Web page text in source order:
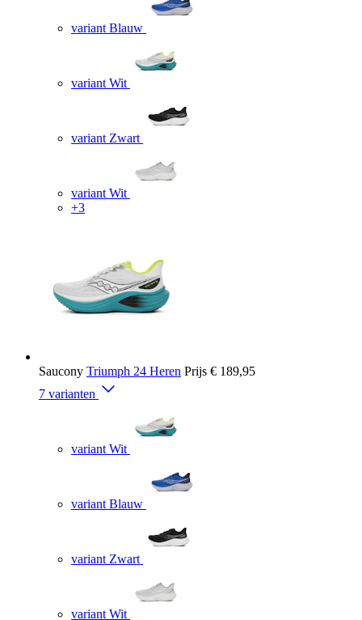
variant Blauw
variant Wit
variant Zwart
variant Wit
+3
Saucony Triumph 24 Heren Prijs € 189,95
7 varianten
variant Wit
variant Blauw
variant Zwart
variant Wit